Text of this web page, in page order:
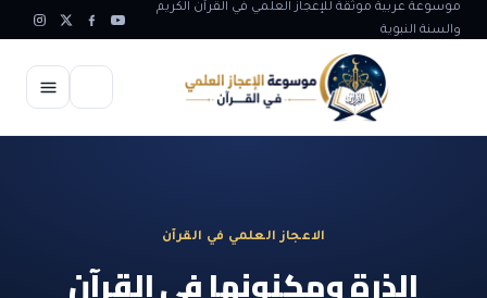
موسوعة عربية موثقة للإعجاز العلمي في القرآن الكريم
والسنة النبوية
الاعجاز العلمي في القرآن
الذرة ومكنونها في القرآن